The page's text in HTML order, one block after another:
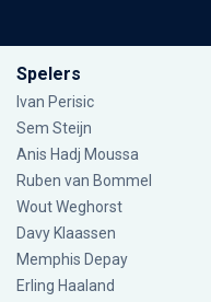
Spelers
Ivan Perisic
Sem Steijn
Anis Hadj Moussa
Ruben van Bommel
Wout Weghorst
Davy Klaassen
Memphis Depay
Erling Haaland